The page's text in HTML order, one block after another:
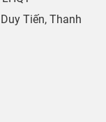
Tiến, Thanh